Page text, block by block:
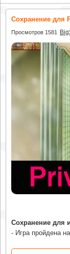
Сохранение для
Просмотров 1581
Сохранение для
- Игра пройдена